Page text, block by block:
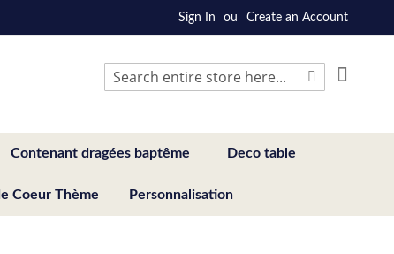
Sign In Create an Account
Search
Contenant dragées baptême Deco table
Coeur Thème Personnalisation